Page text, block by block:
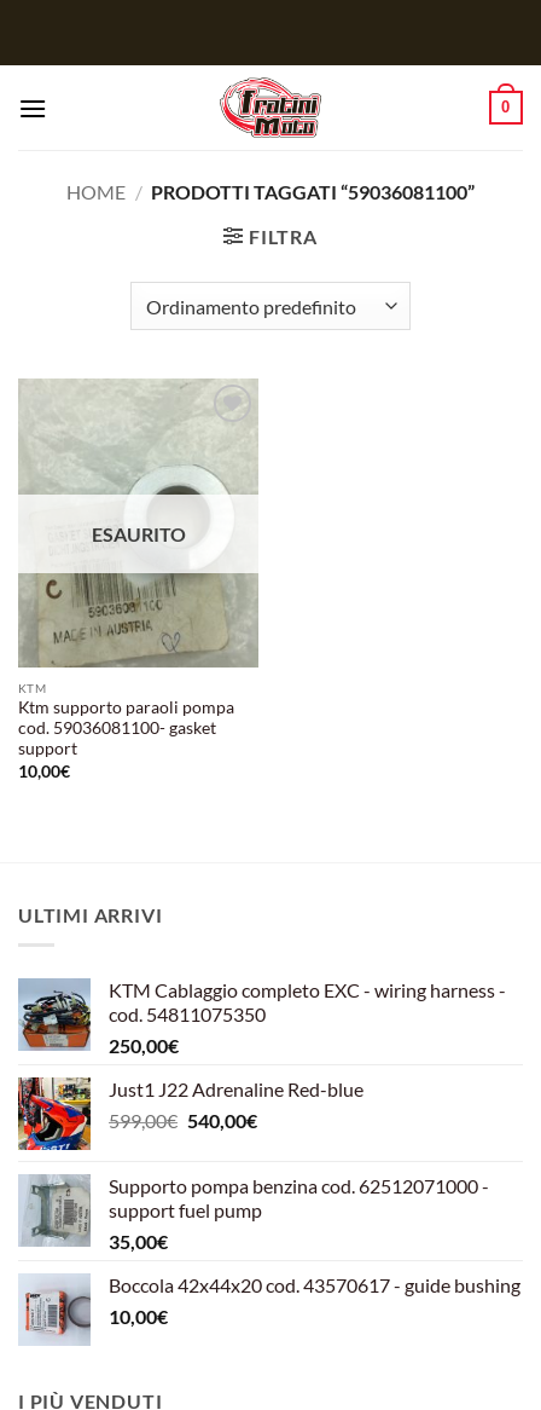
0
HOME / PRODOTTI TAGGATI “59036081100”
FILTRA
alla lista
dei
desideri
ESAURITO
KTM
Ktm supporto paraoli pompa
cod. 59036081100- gasket
support
10,00€
ULTIMI ARRIVI
KTM Cablaggio completo EXC - wiring harness -
cod. 54811075350
250,00€
Just1 J22 Adrenaline Red-blue
599,00€ Il
era:
599,00€.
540,00€Il
è:
540,00€.
Supporto pompa benzina cod. 62512071000 -
support fuel pump
35,00€
Boccola 42x44x20 cod. 43570617 - guide bushing
10,00€
I PIÙ VENDUTI